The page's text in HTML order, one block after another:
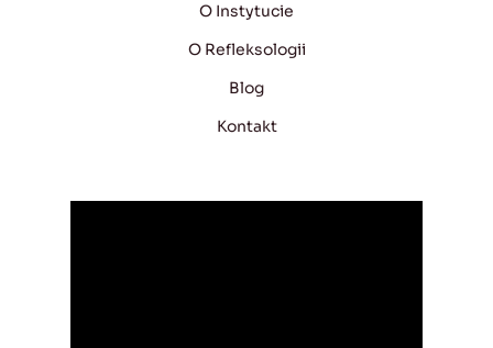
O Instytucie
O Refleksologii
Blog
Kontakt